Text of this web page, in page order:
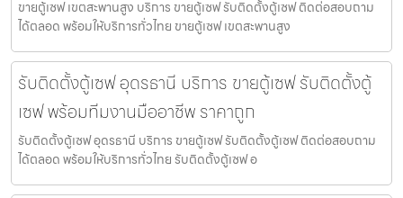
ขายตู้เซฟ เขตสะพานสูง บริการ ขายตู้เซฟ รับติดตั้งตู้เซฟ ติดต่อสอบถาม
ได้ตลอด พร้อมให้บริการทั่วไทย ขายตู้เซฟ เขตสะพานสูง
รับติดตั้งตู้เซฟ อุดรธานี บริการ ขายตู้เซฟ รับติดตั้งตู้
เซฟ พร้อมทีมงานมืออาชีพ ราคาถูก
รับติดตั้งตู้เซฟ อุดรธานี บริการ ขายตู้เซฟ รับติดตั้งตู้เซฟ ติดต่อสอบถาม
ได้ตลอด พร้อมให้บริการทั่วไทย รับติดตั้งตู้เซฟ อ